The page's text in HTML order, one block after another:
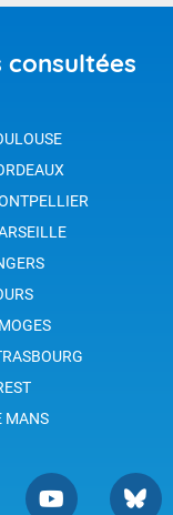
consultées
MANS